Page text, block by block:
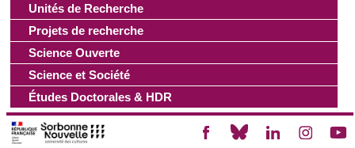
Unités de Recherche
Projets de recherche
Science Ouverte
Science et Société
Études Doctorales & HDR